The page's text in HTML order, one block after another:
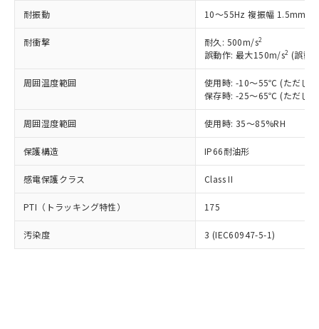
耐振動 10～55Hz 複振幅 1.5mm (
耐衝撃 耐久: 500m/s2
誤動作: 最大150m/s2 (誤動
周囲温度範囲
使用時: -10～55℃ (ただし
保存時: -25～65℃ (ただし
周囲湿度範囲 使用時: 35～85%RH
保護構造 IP66耐油形
感電保護クラス Class II
PTI（トラッキング特性） 175
汚染度 3 (IEC60947-5-1)
本サービスは、当社制御機器事業取扱
商品の当社在庫状況および標準価格
(税抜)を提供させていただくもので
当社制御機器事業取扱商品の中には、
本サービスの対象外となる商品もある
在庫状況および標準価格照会結果は、
記載している更新日時点での社内デー
タに基づき作成されるものであり、閲
覧された時点での実際の在庫および標
準価格とは異なる場合があることをご
了承ください。
正式な納期状況および標準価格はお客
様のお取引先、またはお客様担当のオ
調査・確認中：EU RoHS指令（10物質）の
非含有の対応状況を調査中または確認中の
非該当品：ライセンス料など無形物で、有
害物質有無と関係のない商品です。
仕入先様の事情により、非含有部品として
いたものが、含有品と判明した場合などや
むを得ず変更することがあります。
*EU RoHS指令（10物質）：
鉛(Pb) 1000ppm以下、 水銀(Hg) 1000ppm以下、 カド
ミウム(Cd) 100ppm以下、
(PBDE) 1000ppm以下、フタル酸ビス(2-エチルヘキシ
ル) (DEHP)(別名：DOP) 1000ppm以下、フタル酸ブチ
ルベンジル（BBP） 1000ppm以下、フタル酸ジブチル
（DBP） 1000ppm以下、フタル酸ジイソブチル
「○」：最大均質材料含有率が中国RoHSの
基準値以下であることを示します。
「×」：最大均質材料含有率が中国RoHSの
基準値を超えていることを示します。
「－」：未確認です。当社販売部門へお問
Pb(鉛) :1000ppm、 Hg(水銀) : 1000ppm、 Cd(カドミウ
Cr(Ⅵ)(六価クロム) : 1000ppm、 PBBs(ポリ臭化ビフェ
ニル類) : 1000ppm、 PBDEs(ポリ臭化ジフェニルエーテ
DBP(フタル酸ジブチル) : 1000ppm、 DIBP(フタル酸ジ
為替および外国貿易法に定める商品
（以下｢規制貨物等」という）を輸出
または国外への提供する場合は、日本
国政府の輸出許可(または役務取引許
可)を取得するなどの必要な手続きを
とります。
当社は規制貨物を破棄する場合は、完
全に破砕するなど、違法に輸出されな
いよう必要な手段を講じます。
号
○ 一定数以上の在庫あり
△ 一定数には満たないが在庫あり